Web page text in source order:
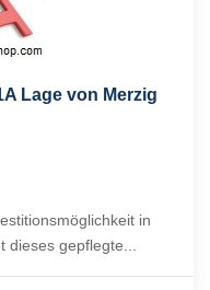
Lage von Merzig
in
gepflegte...